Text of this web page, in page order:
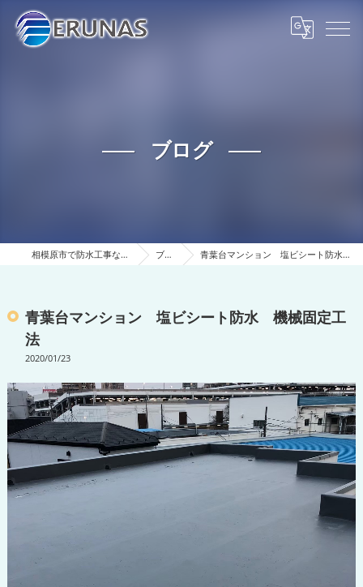
ブログ
相模原市で防水工事ならERUNAS ブログ 青葉台マンション 塩ビシート防水 機械固定工法
青葉台マンション 塩ビシート防水 機械固定工
法
2020/01/23